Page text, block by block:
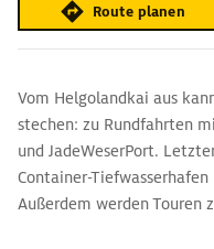
Route planen
Vom Helgolandkai aus
stechen: zu Rundfahrten
und JadeWeserPort.
Container-
Außerdem werden Touren